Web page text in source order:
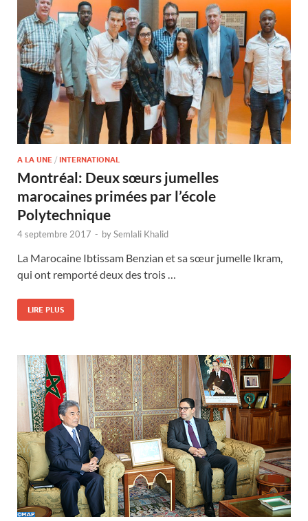
A LA UNE / INTERNATIONAL
Montréal: Deux sœurs jumelles
marocaines primées par l’école
Polytechnique
4 septembre 2017 - bySemlali Khalid
La Marocaine Ibtissam Benzian et sa sœur jumelle Ikram,
qui ont remporté deux des trois …
LIRE PLUS